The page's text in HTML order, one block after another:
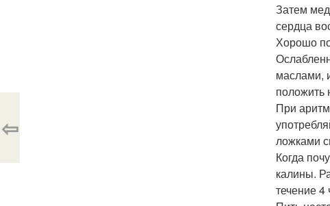
Затем
сердца
Хорошо
маслами,
положить
При
ложками
Когда
калины.
течение 4
⇦